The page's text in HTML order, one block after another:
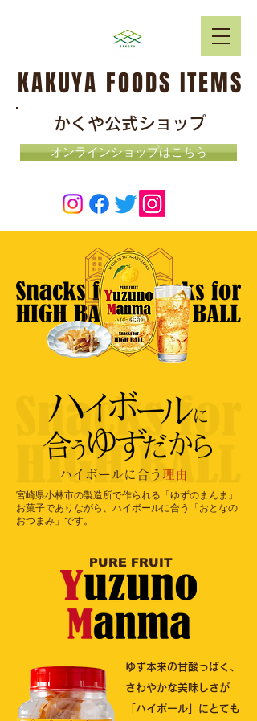
KAKUYA FOODS ITEMS
かくや公式ショップ
オンラインショップはこちら
​ハイボールに合う 理由
宮崎県小林市の製造所で作られる「ゆずのまんま」
お菓子でありながら、ハイボールに合う「おとなの
おつまみ」です。
PURE FRUIT
ゆず本来の甘酸っぱく、
さわやかな美味しさが
「ハイボール」にとても